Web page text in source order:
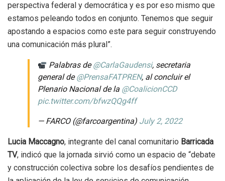
perspectiva federal y democrática y es por eso mismo que
estamos peleando todos en conjunto. Tenemos que seguir
apostando a espacios como este para seguir construyendo
una comunicación más plural”.
Palabras de@CarlaGaudensi, secretaria
general de@PrensaFATPREN, al concluir el
Plenario Nacional de la @CoalicionCCD
pic.twitter.com/bfwzQQg4ff
— FARCO (@farcoargentina) July 2, 2022
Lucia Maccagno, integrante del canal comunitario Barricada
TV, indicó que la jornada sirvió como un espacio de “debate
y construcción colectiva sobre los desafíos pendientes de